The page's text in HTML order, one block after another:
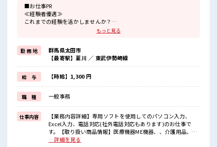
■お仕事PR
≪経験者優遇≫
これまでの経験を活かしませんか？
≪女性も仕事をしやすい職場≫
もちろん男性の応募も歓迎！
≪プライベートが充実する≫
場合によってはお願いすることもありますが、
残業はほとんどナシ！
≪土日祝休のお仕事≫
家族や友人と一緒にプライベート満喫！
≪ヘアカラーOKで自由な雰囲気の職場≫
明るすぎたり奇抜でなければ基本的に自由！
(規定有)
■職場の雰囲気
女性も活躍しやすい雰囲気の職場です！
もっと見る
勤 務 地
群馬県太田市
【最寄駅】韮川 ／ 東武伊勢崎線
給 与 【時給】1,300 円
職 種 一般事務
仕事内容
【業務内容詳細】専用ソフトを使用してのパソコン入力、
Excel入力、電話対応(社外電話対応もあります)のお仕事で
す。【取り扱い商品情報】医療機器ME機器、、介護用品、各
種医療材料、メンテナンスサービスケア ■お仕事PR ≪経験者
…詳細を見る